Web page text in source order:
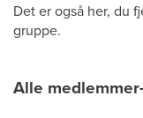
Det er også her, du
gruppe.
Alle